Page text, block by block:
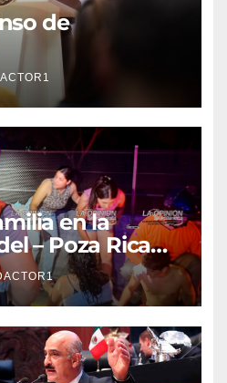
de
en la
– Poza Rica
por tardanza
municipal